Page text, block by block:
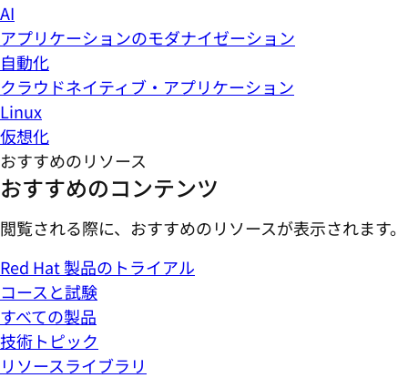
AI
アプリケーションのモダナイゼーション
自動化
クラウドネイティブ・アプリケーション
Linux
仮想化
おすすめのリソース
おすすめのコンテンツ
閲覧される際に、おすすめのリソースが表示されます。
Red Hat 製品のトライアル
コースと試験
すべての製品
技術トピック
リソースライブラリ